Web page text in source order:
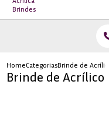
HomeCategoriasBrinde de Acrílico
Brinde de Acrílico